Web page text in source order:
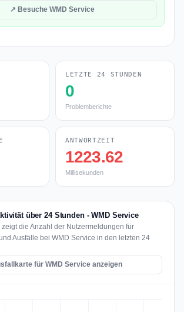
↗ Besuche WMD Service
LETZTE 24 STUNDEN
0
Problemberichte
ANTWORTZEIT
1223.62
Millisekunden
über 24 Stunden - WMD Service
die Anzahl der Nutzermeldungen für
Ausfälle bei WMD Service in den letzten 24
für WMD Service anzeigen